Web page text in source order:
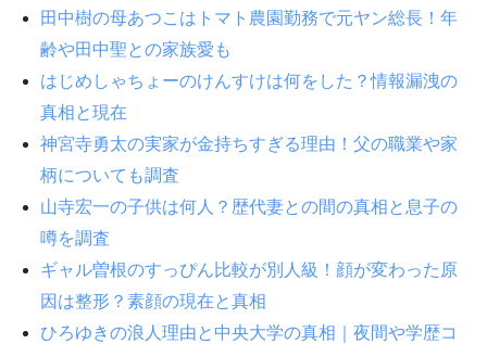
田中樹の母あつこはトマト農園勤務で元ヤン総長！年
齢や田中聖との家族愛も
はじめしゃちょーのけんすけは何をした？情報漏洩の
真相と現在
神宮寺勇太の実家が金持ちすぎる理由！父の職業や家
柄についても調査
山寺宏一の子供は何人？歴代妻との間の真相と息子の
噂を調査
ギャル曽根のすっぴん比較が別人級！顔が変わった原
因は整形？素顔の現在と真相
ひろゆきの浪人理由と中央大学の真相｜夜間や学歴コ